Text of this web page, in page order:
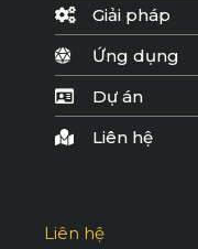
Giải pháp
Ứng dụng
Dự án
Liên hệ
Liên hệ